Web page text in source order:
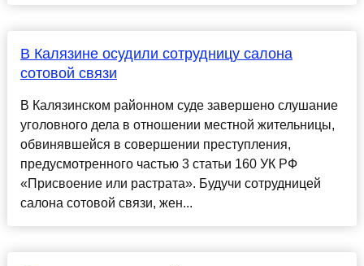
В Калязине осудили сотрудницу салона
сотовой связи
В Калязинском районном суде завершено слушание
уголовного дела в отношении местной жительницы,
обвинявшейся в совершении преступления,
предусмотренного частью 3 статьи 160 УК РФ
«Присвоение или растрата». Будучи сотрудницей
салона сотовой связи, жен...